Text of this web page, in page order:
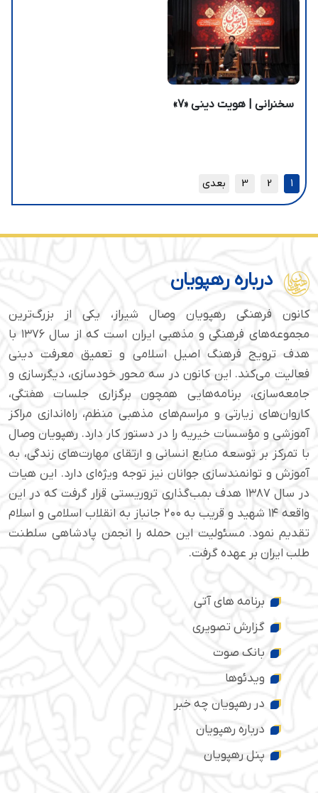
سخنرانی | هویت دینی «7»
1
2
3 بعدی
درباره رهپویان
کانون فرهنگی رهپویان وصال شیراز، یکی از بزرگ‌ترین
مجموعه‌های فرهنگی و مذهبی ایران است که از سال ۱۳۷۶ با
هدف ترویج فرهنگ اصیل اسلامی و تعمیق معرفت دینی
فعالیت می‌کند. این کانون در سه محور خودسازی، دیگرسازی و
جامعه‌سازی، برنامه‌هایی همچون برگزاری جلسات هفتگی،
کاروان‌های زیارتی و مراسم‌های مذهبی منظم، راه‌اندازی مراکز
آموزشی و مؤسسات خیریه را در دستور کار دارد. رهپویان وصال
با تمرکز بر توسعه منابع انسانی و ارتقای مهارت‌های زندگی، به
آموزش و توانمندسازی جوانان نیز توجه ویژه‌ای دارد. این هیات
در سال ۱۳۸۷ هدف بمب‌گذاری تروریستی قرار گرفت که در این
واقعه ۱۴ شهید و قریب به ۲۰۰ جانباز به انقلاب اسلامی و اسلام
تقدیم نمود. مسئولیت این حمله را انجمن پادشاهی سلطنت
طلب ایران بر عهده گرفت.
برنامه های آتی
گزارش تصویری
بانک صوت
ویدئوها
در رهپویان چه خبر
درباره رهپویان
پنل رهپویان